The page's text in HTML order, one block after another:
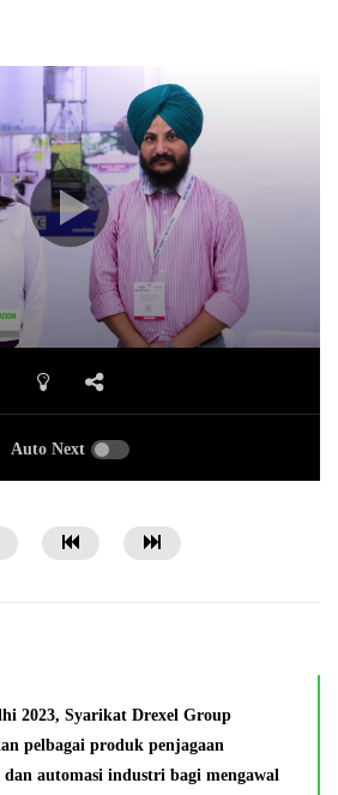
Auto Next
2023, Syarikat Drexel Group
pelbagai produk penjagaan
dan automasi industri bagi mengawal